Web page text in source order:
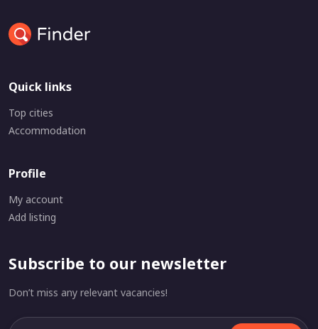
Quick links
Top cities
Accommodation
Profile
My account
Add listing
Subscribe to our newsletter
Don’t miss any relevant vacancies!